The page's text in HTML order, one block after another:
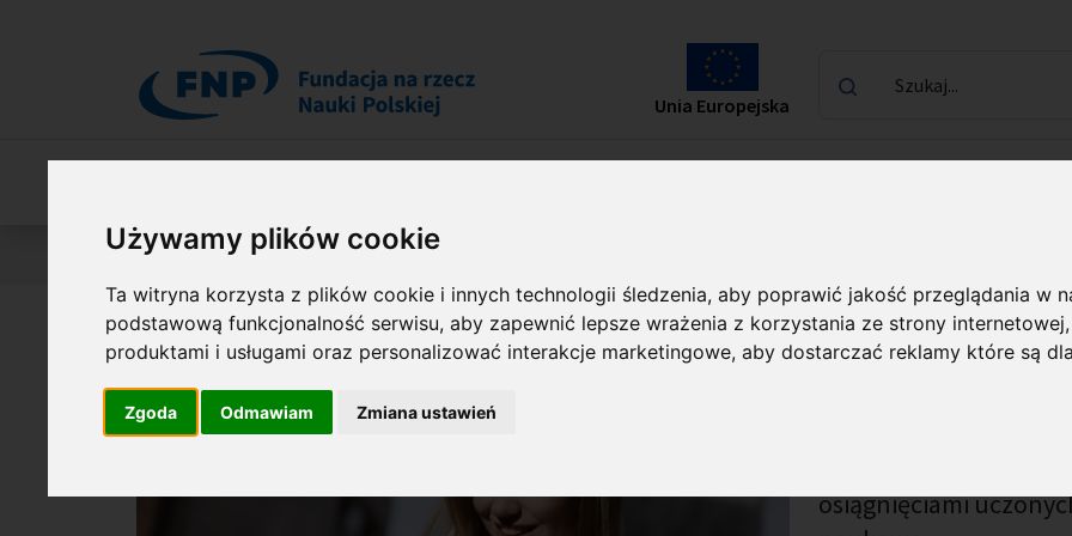
Używamy plików cookie
Ta witryna korzysta z plików cookie i innych technologii śledzenia, aby poprawić jakość przeglądania w
podstawową funkcjonalność serwisu,aby zapewnić lepsze wrażenia z korzystania ze strony internetowej
produktami i usługami oraz personalizować interakcje marketingowe,aby dostarczać reklamy które są
Zgoda Odmawiam Zmiana ustawień
Unia Europejska
Szukaj...
Jesteś tutaj:
Publikacje Raporty roczne
Wydawnictwa
osiągnięciami